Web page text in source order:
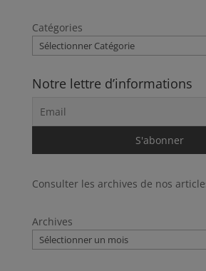
Catégories
Notre lettre d’informations
Consulter les archives de nos
Archives